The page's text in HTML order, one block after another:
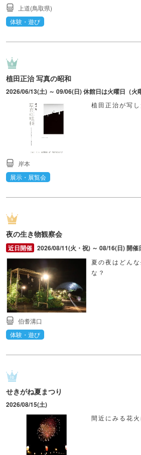
上道(鳥取県)
体験・遊び
植田正治 写真の昭和
植田正治が写
岸本
展示・展覧会
夜の生き物観察会
2026/08/11(火・祝) ～ 08/16(日) 開
夏の夜はどん
な？
伯耆溝口
体験・遊び
せきがね夏まつり
2026/08/15(土)
間近にみる花火